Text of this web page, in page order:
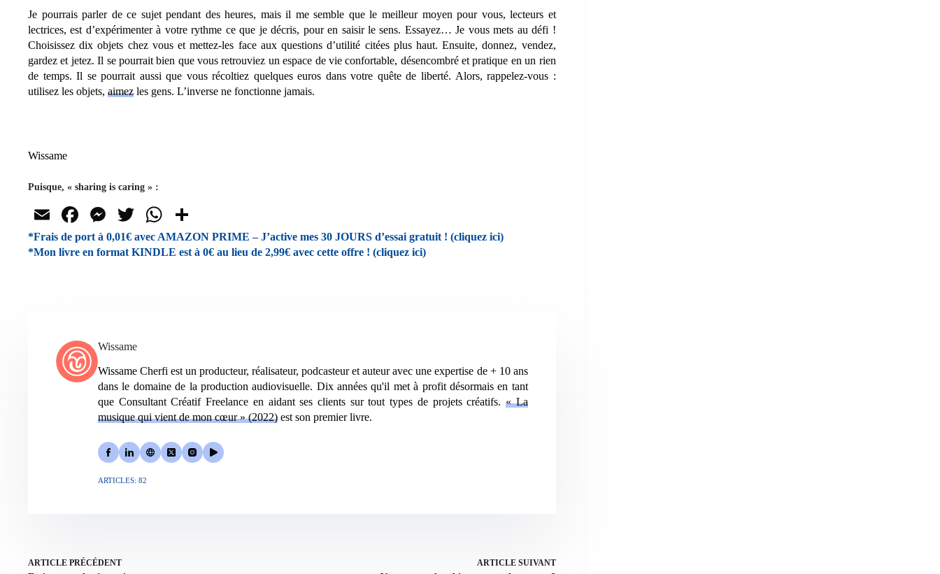
Je pourrais parler de ce sujet pendant des heures, mais il me semble que le meilleur moyen pour vous, lecteurs et
lectrices, est d’expérimenter à votre rythme ce que je décris, pour en saisir le sens. Essayez… Je vous mets au défi !
Choisissez dix objets chez vous et mettez-les face aux questions d’utilité citées plus haut. Ensuite, donnez, vendez,
gardez et jetez. Il se pourrait bien que vous retrouviez un espace de vie confortable, désencombré et pratique en un rien
de temps. Il se pourrait aussi que vous récoltiez quelques euros dans votre quête de liberté. Alors, rappelez-vous :
utilisez les objets, aimez les gens. L’inverse ne fonctionne jamais.
Wissame
Puisque, « sharing is caring » :
E
m
ail
Fa
ce
bo
M
es
se
T
wi
tte
W
ha
ts
rt
ag
*Frais de port à 0,01€ avec AMAZON PRIME – J’active mes 30 JOURS d’essai gratuit ! (cliquez ici)
*Mon livre en format KINDLE est à 0€ au lieu de 2,99€ avec cette offre ! (cliquez ici)
Wissame
Wissame Cherfi est un producteur, réalisateur, podcasteur et auteur avec une expertise de + 10 ans
dans le domaine de la production audiovisuelle. Dix années qu'il met à profit désormais en tant
que Consultant Créatif Freelance en aidant ses clients sur tout types de projets créatifs. « La
musique qui vient de mon cœur » (2022) est son premier livre.
ARTICLES: 82
ARTICLE PRÉCÉDENT ARTICLESUIVANT